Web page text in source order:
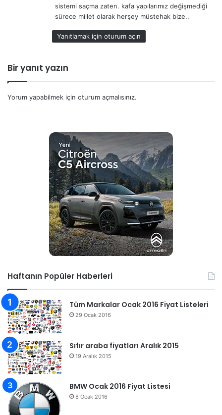
sistemi saçma zaten. kafa yapılarımız değişmediği
sürece millet olarak herşey müstehak bize..
Yanıtlamak için oturum açın
Bir yanıt yazın
Yorum yapabilmek için oturum açmalısınız.
Haftanın Popüler Haberleri
Tüm Markalar Ocak 2016 Fiyat Listeleri
29 Ocak 2016
Sıfır araba fiyatları Aralık 2015
19 Aralık 2015
BMW Ocak 2016 Fiyat Listesi
8 Ocak 2016